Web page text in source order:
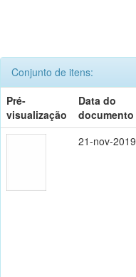
Conjunto de itens:
Pré-
visualização
Data do
documento
21-nov-2019